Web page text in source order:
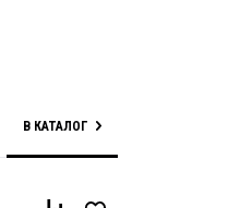
В КАТАЛОГ